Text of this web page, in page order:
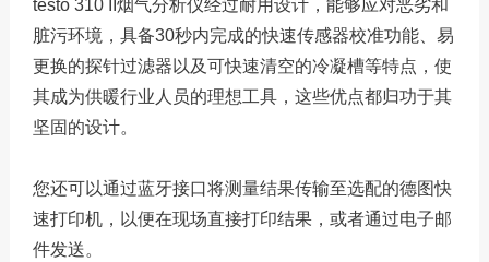
testo 310 II烟气分析仪经过耐用设计，能够应对恶劣和
脏污环境，具备30秒内完成的快速传感器校准功能、易
更换的探针过滤器以及可快速清空的冷凝槽等特点，使
其成为供暖行业人员的理想工具，这些优点都归功于其
坚固的设计。
您还可以通过蓝牙接口将测量结果传输至选配的德图快
速打印机，以便在现场直接打印结果，或者通过电子邮
件发送。